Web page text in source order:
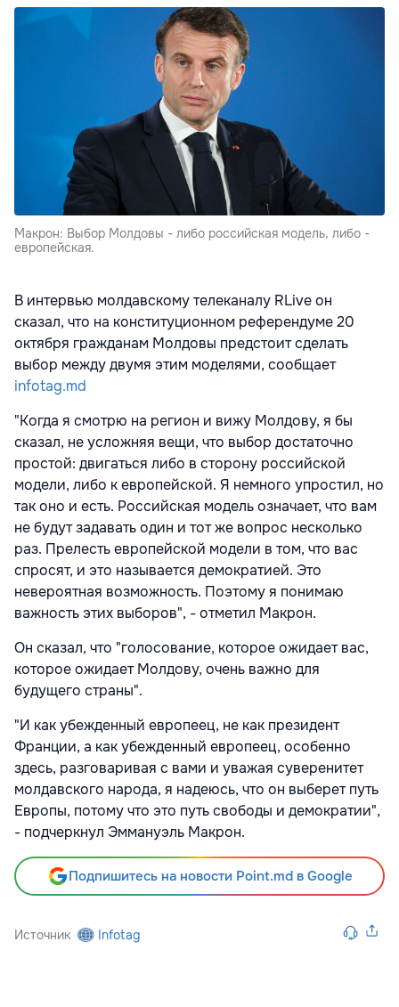
Макрон: Выбор Молдовы - либо российская модель, либо -
европейская.
В интервью молдавскому телеканалу RLive он
сказал, что на конституционном референдуме 20
октября гражданам Молдовы предстоит сделать
выбор между двумя этим моделями, сообщает
infotag.md
"Когда я смотрю на регион и вижу Молдову, я бы
сказал, не усложняя вещи, что выбор достаточно
простой: двигаться либо в сторону российской
модели, либо к европейской. Я немного упростил, но
так оно и есть. Российская модель означает, что вам
не будут задавать один и тот же вопрос несколько
раз. Прелесть европейской модели в том, что вас
спросят, и это называется демократией. Это
невероятная возможность. Поэтому я понимаю
важность этих выборов", - отметил Макрон.
Он сказал, что "голосование, которое ожидает вас,
которое ожидает Молдову, очень важно для
будущего страны".
"И как убежденный европеец, не как президент
Франции, а как убежденный европеец, особенно
здесь, разговаривая с вами и уважая суверенитет
молдавского народа, я надеюсь, что он выберет путь
Европы, потому что это путь свободы и демократии",
- подчеркнул Эммануэль Макрон.
Подпишитесь на новости Point.md в Google
Источник Infotag